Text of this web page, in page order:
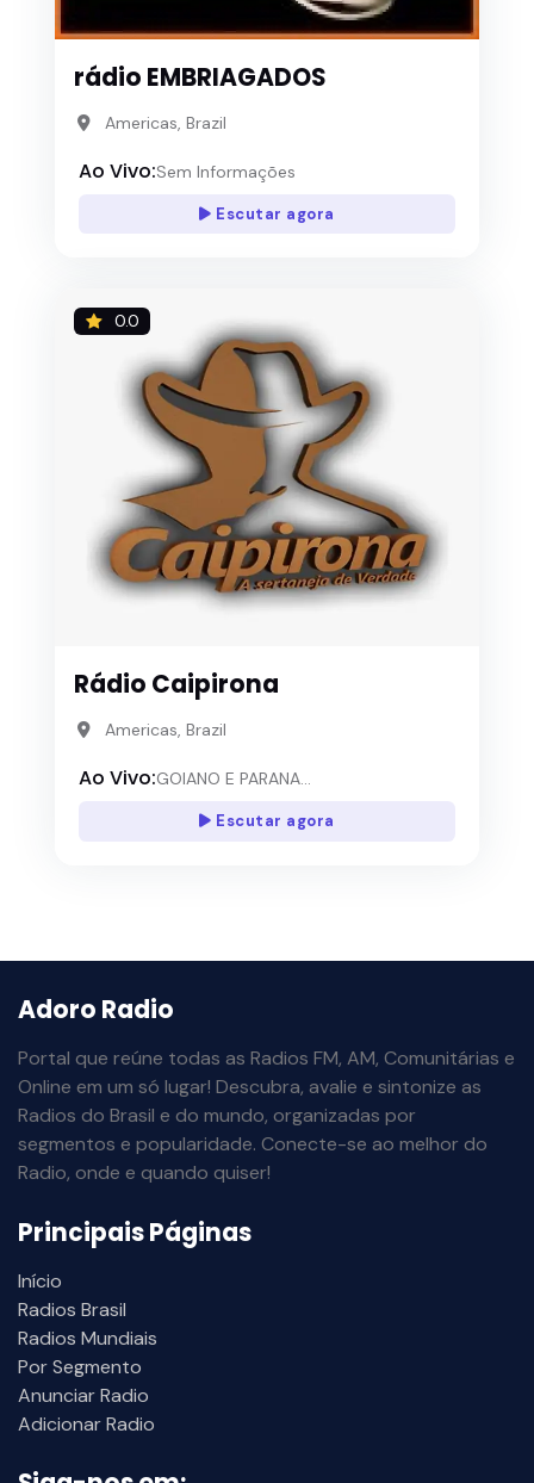
rádio EMBRIAGADOS
Americas, Brazil
Ao Vivo:Sem Informações
Escutar agora
0.0
Rádio Caipirona
Americas, Brazil
Ao Vivo:GOIANO E PARANA...
Escutar agora
Adoro Radio
Portal que reúne todas as Radios FM, AM, Comunitárias e
Online em um só lugar! Descubra, avalie e sintonize as
Radios do Brasil e do mundo, organizadas por
segmentos e popularidade. Conecte-se ao melhor do
Radio, onde e quando quiser!
Principais Páginas
Início
Radios Brasil
Radios Mundiais
Por Segmento
Anunciar Radio
Adicionar Radio